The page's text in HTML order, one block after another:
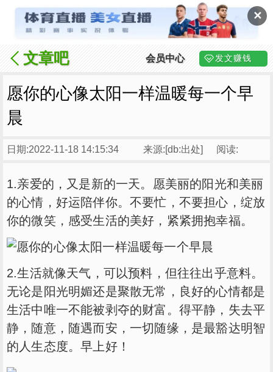
✕
文章吧 会员中心 发文赚钱
愿你的心像太阳一样温暖每一个早
晨
日期:2022-11-18 14:15:34 来源:[db:出处] 阅读:
1.亲爱的，又是新的一天。愿美丽的阳光和美丽
的心情，好运陪伴你。不要忙，不要担心，绽放
你的微笑，感受生活的美好，紧紧拥抱幸福。
2.生活就像天气，可以预料，但往往出乎意料。
无论是阳光明媚还是聚散无常，良好的心情都是
生活中唯一不能被剥夺的财富。得平静，失去平
静，随意，随遇而安，一切随缘，是最豁达明智
的人生态度。早上好！